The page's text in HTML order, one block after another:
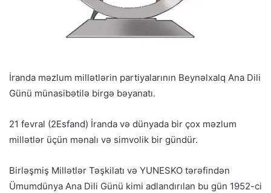
İranda məzlum millətlərin partiyalarının Beynəlxalq Ana Dili
Günü münasibətilə birgə bəyanatı.
21 fevral (2Esfand) İranda və dünyada bir çox məzlum
millətlər üçün mənalı və simvolik bir gündür.
Birləşmiş Millətlər Təşkilatı və YUNESKO tərəfindən
Ümumdünya Ana Dili Günü kimi adlandırılan bu gün 1952-ci